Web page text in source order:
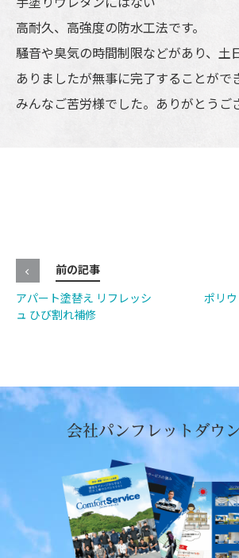
高耐久、高強度の防水工法です。
騒音や臭気の時間制限などがあり、土
ありましたが無事に完了することがで
みんなご苦労様でした。ありがとうご
前の記事
アパート塗替え リフレッシ
ュ ひび割れ補修
ポリ
会社パンフレットダウ